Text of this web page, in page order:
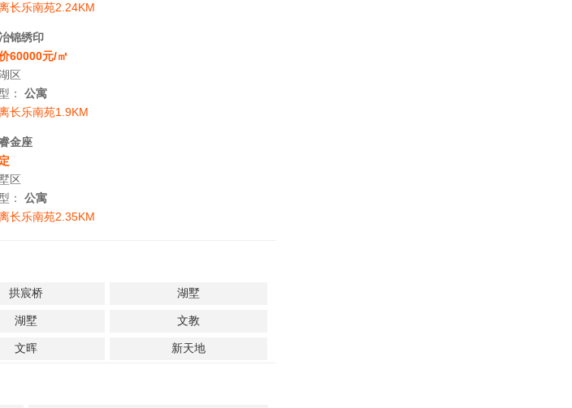
长乐南苑2.24KM
锦绣印
60000元/㎡
区
： 公寓
长乐南苑1.9KM
金座
区
： 公寓
长乐南苑2.35KM
拱宸桥 湖墅
湖墅 文教
文晖 新天地